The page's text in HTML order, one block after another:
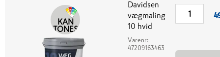
KAN
TONES
Davidsen
vægmaling
10 hvid
Varenr:
47209163463